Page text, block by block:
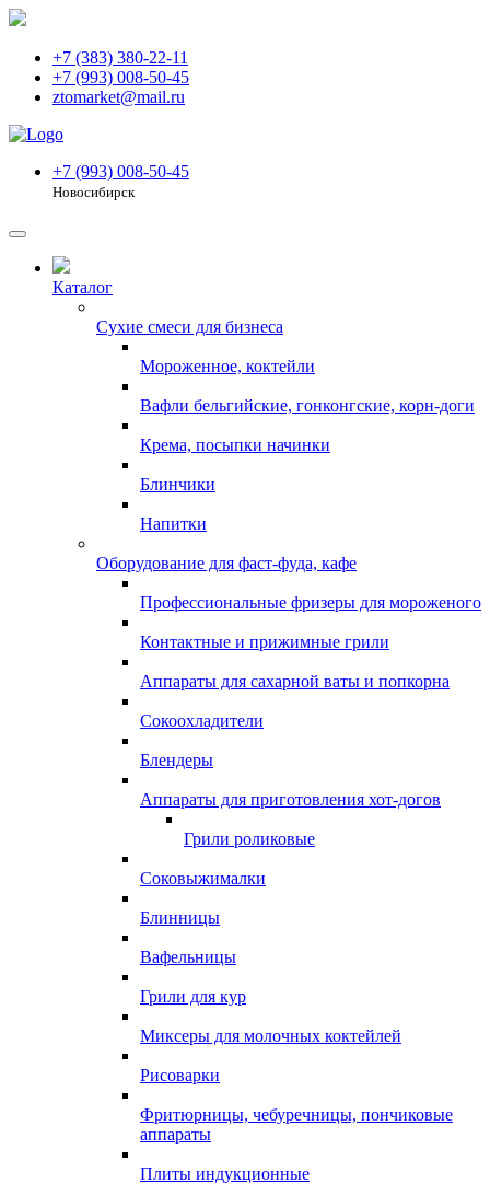
+7 (383) 380-22-11
+7 (993) 008-50-45
ztomarket@mail.ru
+7 (993) 008-50-45
Новосибирск
Каталог
Сухие смеси для бизнеса
Мороженное, коктейли
Вафли бельгийские, гонконгские, корн-доги
Крема, посыпки начинки
Блинчики
Напитки
Оборудование для фаст-фуда, кафе
Профессиональные фризеры для мороженого
Контактные и прижимные грили
Аппараты для сахарной ваты и попкорна
Сокоохладители
Блендеры
Аппараты для приготовления хот-догов
Грили роликовые
Соковыжималки
Блинницы
Вафельницы
Грили для кур
Миксеры для молочных коктейлей
Рисоварки
Фритюрницы, чебуречницы, пончиковые
аппараты
Плиты индукционные